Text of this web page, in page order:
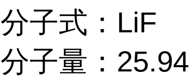
分子式：LiF
分子量：25.94